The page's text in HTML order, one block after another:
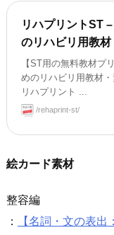
リハプリントST
のリハビリ用教材
【ST用の無料教材プ
めのリハビリ用教材
リハプリント ...
/rehaprint-st/
絵カード素材
整容編
：
【名詞・文の表